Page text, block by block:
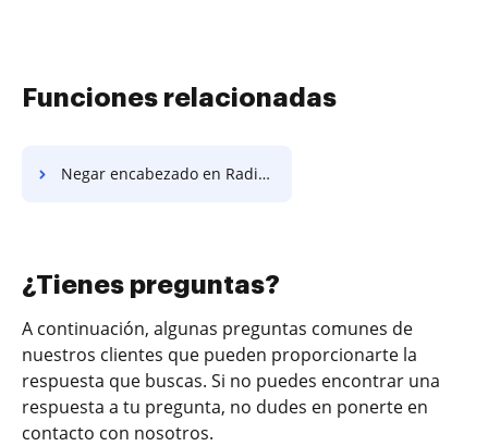
Funciones relacionadas
Negar encabezado en Radix-64
¿Tienes preguntas?
A continuación, algunas preguntas comunes de
nuestros clientes que pueden proporcionarte la
respuesta que buscas. Si no puedes encontrar una
respuesta a tu pregunta, no dudes en ponerte en
contacto con nosotros.